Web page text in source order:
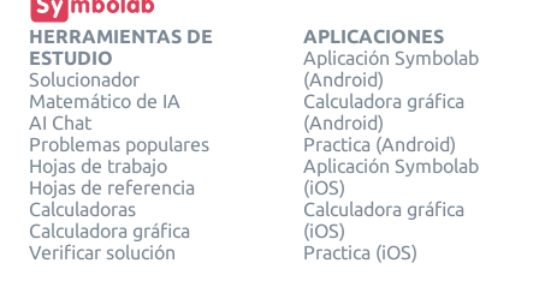
HERRAMIENTAS DE
ESTUDIO
Solucionador
Matemático de IA
AI Chat
Problemas populares
Hojas de trabajo
Hojas de referencia
Calculadoras
Calculadora gráfica
Verificar solución
APLICACIONES
Aplicación Symbolab
(Android)
Calculadora gráfica
(Android)
Practica (Android)
Aplicación Symbolab
(iOS)
Calculadora gráfica
(iOS)
Practica (iOS)